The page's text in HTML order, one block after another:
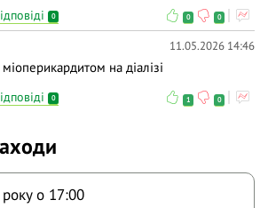
0 0 0
11.05.2026 14:46
міоперикардитом на діалізі
0 1 0
o 17:00